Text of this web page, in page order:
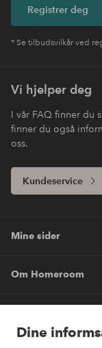
Dine
Registrer deg
* Se tilbudsvilkår ved
Vi hjelper deg
I vår FAQ finner du
finner du også
oss.
Kundeservice
Mine sider
Om Homeroom